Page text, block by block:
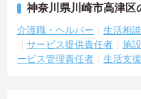
神奈川県川崎市高津区
介護職・ヘルパー 生活相
サービス提供責任者
施
ービス管理責任者
生活支